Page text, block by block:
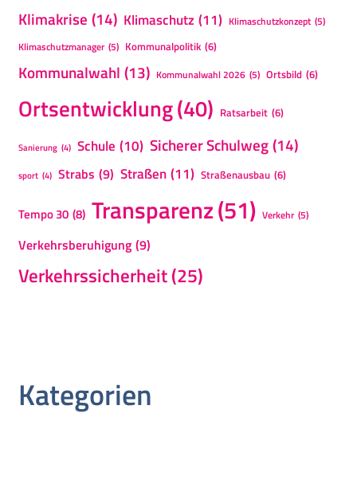
Klimakrise (14) Klimaschutz (11) Klimaschutzkonzept (5)
Klimaschutzmanager (5) Kommunalpolitik (6)
Kommunalwahl (13) Kommunalwahl 2026 (5) Ortsbild (6)
Ortsentwicklung(40) Ratsarbeit (6)
Sanierung (4) Schule (10) Sicherer Schulweg(14)
sport (4) Strabs (9) Straßen(11) Straßenausbau (6)
Tempo 30 (8) Transparenz(51) Verkehr (5)
Verkehrsberuhigung (9)
Verkehrssicherheit(25)
Kategorien